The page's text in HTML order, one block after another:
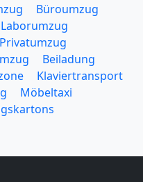
Büroumzug
Laborumzug
Privatumzug
Beiladung
Klaviertransport
Möbeltaxi